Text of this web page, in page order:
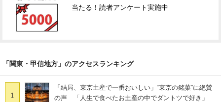
当たる！読者アンケート実施中
「関東・甲信地方」のアクセスランキング
1
「結局、東京土産で一番おいしい」“東京の銘菓”に絶賛
の声 「人生で食べたお土産の中でダントツで好き」